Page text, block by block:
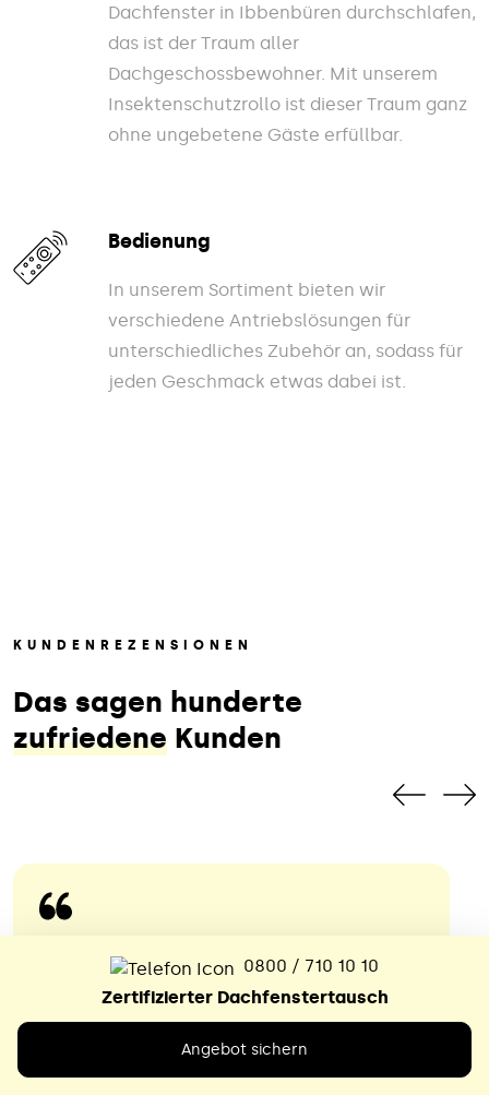
Dachfenster in Ibbenbüren durchschlafen,
das ist der Traum aller
Dachgeschossbewohner. Mit unserem
Insektenschutzrollo ist dieser Traum ganz
ohne ungebetene Gäste erfüllbar.
Bedienung
In unserem Sortiment bieten wir
verschiedene Antriebslösungen für
unterschiedliches Zubehör an, sodass für
jeden Geschmack etwas dabei ist.
KUNDENREZENSIONEN
Das sagen hunderte
zufriedene Kunden
Das war ein echter Glücksfall
Nach dem völlig überzogenen
Dachdeckerbetriebs hat sich der Meister,
0800 / 710 10 10
Zertifizierter Dachfenstertausch
Angebot sichern